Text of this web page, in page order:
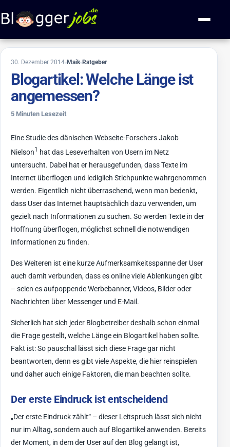
30. Dezember 20146. März 2019
Maik Ratgeber
Blogartikel: Welche Länge ist
angemessen?
5 Minuten Lesezeit
Eine Studie des dänischen Webseite-Forschers Jakob
Nielson1 hat das Leseverhalten von Usern im Netz
untersucht. Dabei hat er herausgefunden, dass Texte im
Internet überflogen und lediglich Stichpunkte wahrgenommen
werden. Eigentlich nicht überraschend, wenn man bedenkt,
dass User das Internet hauptsächlich dazu verwenden, um
gezielt nach Informationen zu suchen. So werden Texte in der
Hoffnung überflogen, möglichst schnell die notwendigen
Informationen zu finden.
Des Weiteren ist eine kurze Aufmerksamkeitsspanne der User
auch damit verbunden, dass es online viele Ablenkungen gibt
– seien es aufpoppende Werbebanner, Videos, Bilder oder
Nachrichten über Messenger und E-Mail.
Sicherlich hat sich jeder Blogbetreiber deshalb schon einmal
die Frage gestellt, welche Länge ein Blogartikel haben sollte.
Fakt ist: So pauschal lässt sich diese Frage gar nicht
beantworten, denn es gibt viele Aspekte, die hier reinspielen
und daher auch einige Faktoren, die man beachten sollte.
Der erste Eindruck ist entscheidend
„Der erste Eindruck zählt“ – dieser Leitspruch lässt sich nicht
nur im Alltag, sondern auch auf Blogartikel anwenden. Bereits
der Moment, in dem der User auf den Blog gelangt ist,